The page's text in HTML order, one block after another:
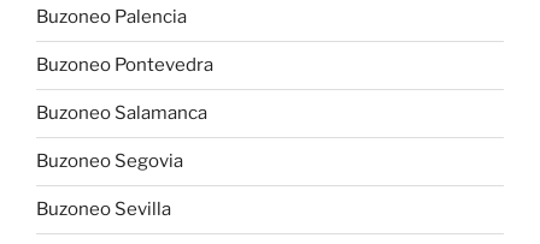
Buzoneo Palencia
Buzoneo Pontevedra
Buzoneo Salamanca
Buzoneo Segovia
Buzoneo Sevilla